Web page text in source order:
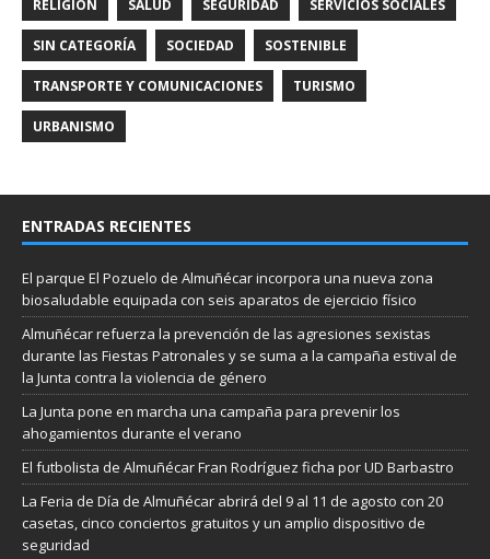
RELIGIÓN SALUD SEGURIDAD SERVICIOS SOCIALES
SIN CATEGORÍA SOCIEDAD SOSTENIBLE
TRANSPORTE Y COMUNICACIONES TURISMO
URBANISMO
ENTRADAS RECIENTES
El parque El Pozuelo de Almuñécar incorpora una nueva zona
biosaludable equipada con seis aparatos de ejercicio físico
Almuñécar refuerza la prevención de las agresiones sexistas
durante las Fiestas Patronales y se suma a la campaña estival de
la Junta contra la violencia de género
La Junta pone en marcha una campaña para prevenir los
ahogamientos durante el verano
El futbolista de Almuñécar Fran Rodríguez ficha por UD Barbastro
La Feria de Día de Almuñécar abrirá del 9 al 11 de agosto con 20
casetas, cinco conciertos gratuitos y un amplio dispositivo de
seguridad